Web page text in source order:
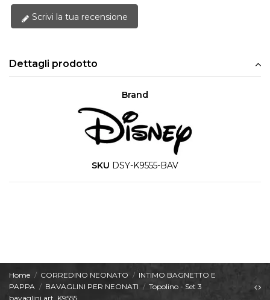
Scrivi la tua recensione
Dettagli prodotto
Brand
SKU DSY-K9555-BAV
Home CORREDINO NEONATO
INTIMO BAGNETTO E
PAPPA
BAVAGLINI PER NEONATI
Topolino - Set 3
bavaglini art. K9555